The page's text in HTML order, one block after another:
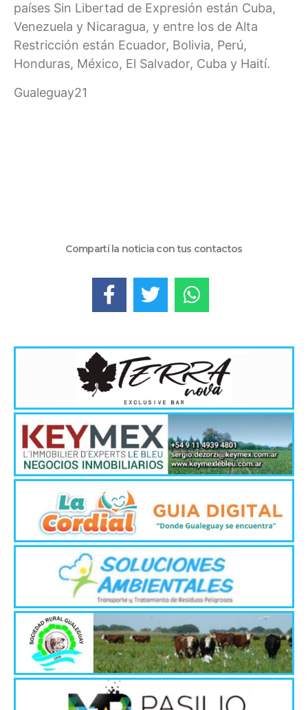
países Sin Libertad de Expresión están Cuba,
Venezuela y Nicaragua, y entre los de Alta
Restricción están Ecuador, Bolivia, Perú,
Honduras, México, El Salvador, Cuba y Haití.
Gualeguay21
Compartí la noticia con tus contactos